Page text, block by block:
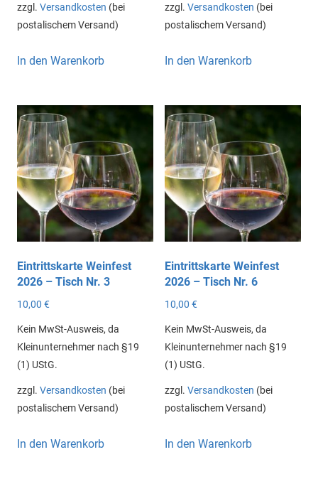
zzgl. Versandkosten (bei
postalischem Versand)
In den Warenkorb
zzgl. Versandkosten (bei
postalischem Versand)
In den Warenkorb
Eintrittskarte Weinfest
2026 – Tisch Nr. 3
10,00 €
Kein MwSt-Ausweis, da
Kleinunternehmer nach §19
(1) UStG.
zzgl. Versandkosten (bei
postalischem Versand)
In den Warenkorb
Eintrittskarte Weinfest
2026 – Tisch Nr. 6
10,00 €
Kein MwSt-Ausweis, da
Kleinunternehmer nach §19
(1) UStG.
zzgl. Versandkosten (bei
postalischem Versand)
In den Warenkorb